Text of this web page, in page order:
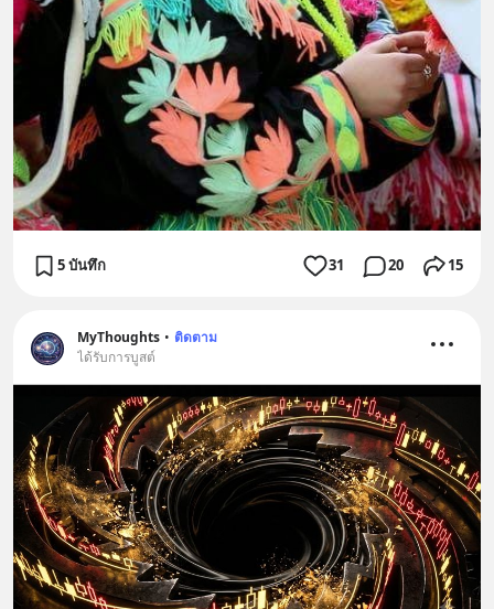
5 บันทึก 31 20 15
MyThoughts • ติดตาม
ได้รับการบูสต์